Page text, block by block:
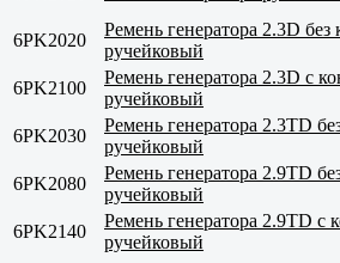
6PK2020
Ремень генератора 2.3D без
ручейковый
6PK2100
Ремень генератора 2.3D с
ручейковый
6PK2030
Ремень генератора 2.3TD
ручейковый
6PK2080
Ремень генератора 2.9TD
ручейковый
6PK2140
Ремень генератора 2.9TD с
ручейковый